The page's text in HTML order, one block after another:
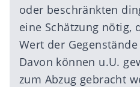
oder beschränkten
eine Schätzung nötig,
Wert der
Davon können u.U.
zum Abzug gebracht